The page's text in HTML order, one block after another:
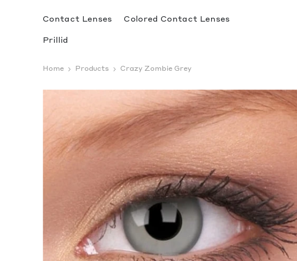
Contact Lenses
Colored Contact Lenses
Prillid
Home Products Crazy Zombie Grey